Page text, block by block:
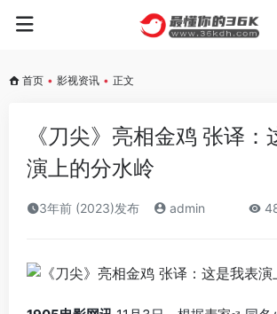
首页 • 影视资讯 • 正文
《刀尖》亮相金鸡 张译：
演上的分水岭
3年前 (2023)发布 admin